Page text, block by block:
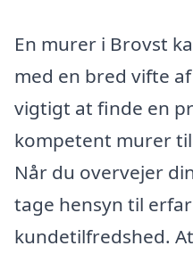
En murer i Brovst
med en bred vifte
vigtigt at finde en
kompetent murer
Når du overvejer
tage hensyn til
kundetilfredshed.